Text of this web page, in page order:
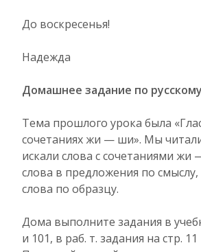
До воскресенья!
Надежда
Домашнее задание по
Тема прошлого урока была
сочетаниях жи — ши». Мы читали
искали слова с сочетаниями жи
слова в предложения по
слова по образцу.
Дома выполните задания в
и 101, в раб. т. задания на стр. 11